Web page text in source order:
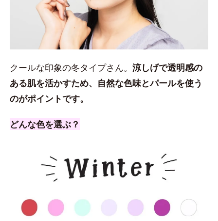
クールな印象の冬タイプさん。 涼しげで透明感の
ある肌を活かすため、自然な色味とパールを使う
のがポイントです。
どんな色を選ぶ？